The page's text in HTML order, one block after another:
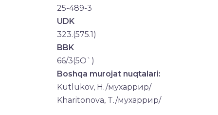
25-489-3
UDK
323.(575.1)
BBK
66/3(5O`)
Boshqa murojat nuqtalari:
Kutlukov, H./мухаррир/
Kharitonova, T./мухаррир/